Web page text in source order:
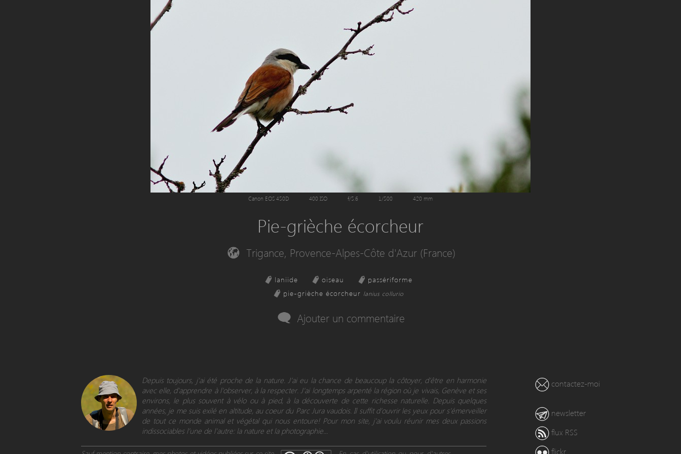
Canon EOS 450D 400 ISO f/5.6 1/500 420 mm
Pie-grièche écorcheur
Trigance, Provence-Alpes-Côte d'Azur (France)
laniide oiseau
passériforme
pie-grièche écorcheur lanius collurio
Ajouter un commentaire
Depuis toujours, j’ai été proche de la nature. J’ai eu la chance de beaucoup la côtoyer, d’être en harmonie
avec elle, d'apprendre à l’observer, à la respecter. J’ai longtemps arpenté la région où je vivais, Genève et ses
environs, le plus souvent à vélo ou à pied, à la découverte de cette richesse naturelle. Depuis quelques
années, je me suis exilé en altitude, au coeur du Parc Jura vaudois. Il suffit d’ouvrir les yeux pour s’émerveiller
de tout ce monde animal et végétal qui nous entoure! Pour mon site, j’ai voulu réunir mes deux passions
indissociables l’une de l’autre: la nature et la photographie...
contactez-moi
newsletter
flux RSS
flickr